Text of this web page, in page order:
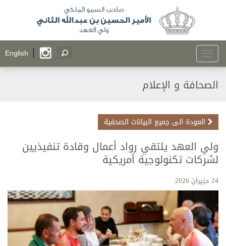
English Toggle
navigation
الصحافة و الإعلام
العودة الى جميع البيانات الصحفية
ولي العهد يلتقي رواد أعمال وقادة تنفيذيين
لشركات تكنولوجية أمريكية
24 حزيران 2026